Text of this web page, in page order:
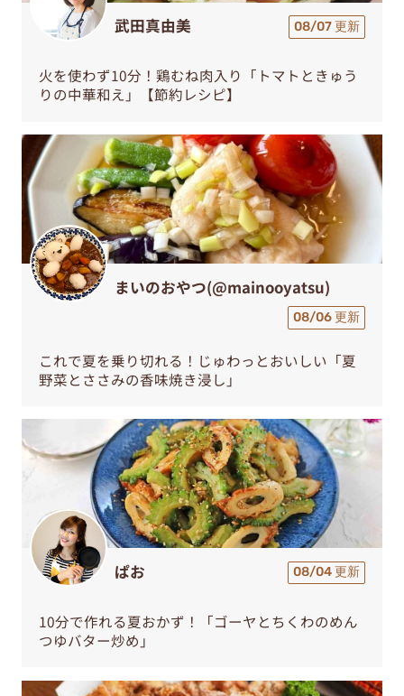
武田真由美 08/07 更新
火を使わず10分！鶏むね肉入り「トマトときゅう
りの中華和え」【節約レシピ】
まいのおやつ(@mainooyatsu)
08/06 更新
これで夏を乗り切れる！じゅわっとおいしい「夏
野菜とささみの香味焼き浸し」
ぱお 08/04 更新
10分で作れる夏おかず！「ゴーヤとちくわのめん
つゆバター炒め」